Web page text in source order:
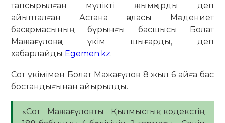
тапсырылған мүлікті жымқырды деп
айыпталған Астана қаласы Мәдениет
басқармасының бұрынғы басшысы Болат
Мажағұловқа үкім шығарды, деп
хабарлайды Egemen.kz.
Сот үкімімен Болат Мажағұлов 8 жыл 6 айға бас
бостандығынан айырылды.
«Сот Мажағұловты Қылмыстық кодекстің